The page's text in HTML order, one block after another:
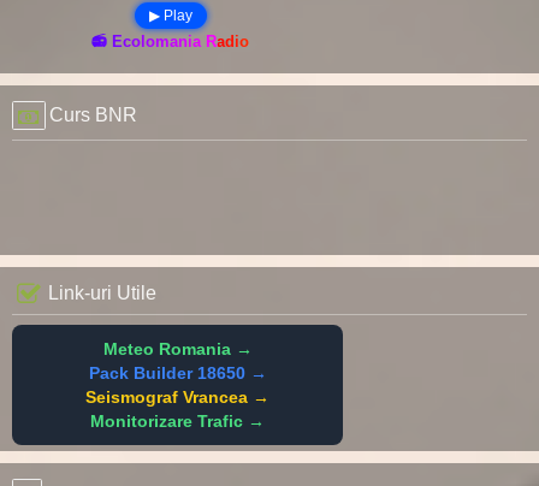
▶ Play
📻 Ecolomania Radio
Curs BNR
Link-uri Utile
Meteo Romania →
Pack Builder 18650 →
Seismograf Vrancea →
Monitorizare Trafic →